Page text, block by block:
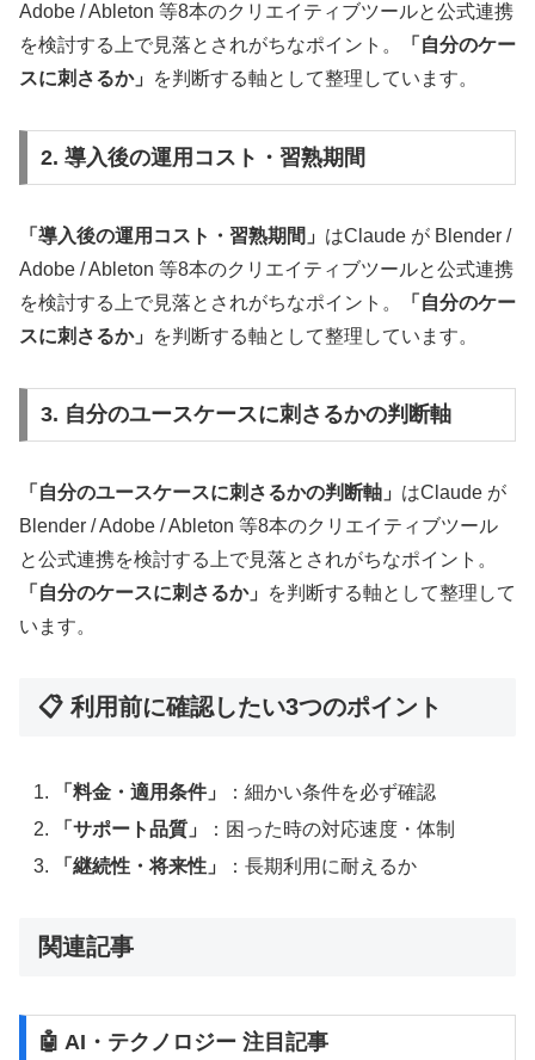
Adobe / Ableton 等8本のクリエイティブツールと公式連携
を検討する上で見落とされがちなポイント。
「自分のケー
スに刺さるか」
を判断する軸として整理しています。
2. 導入後の運用コスト・習熟期間
「導入後の運用コスト・習熟期間」 はClaude が Blender /
Adobe / Ableton 等8本のクリエイティブツールと公式連携
を検討する上で見落とされがちなポイント。
「自分のケー
スに刺さるか」
を判断する軸として整理しています。
3. 自分のユースケースに刺さるかの判断軸
「自分のユースケースに刺さるかの判断軸」 はClaude が
Blender / Adobe / Ableton 等8本のクリエイティブツール
と公式連携を検討する上で見落とされがちなポイント。
「自分のケースに刺さるか」
を判断する軸として整理して
います。
📋 利用前に確認したい3つのポイント
「料金・適用条件」
：細かい条件を必ず確認
「サポート品質」
：困った時の対応速度・体制
「継続性・将来性」
：長期利用に耐えるか
関連記事
🤖 AI・テクノロジー 注目記事